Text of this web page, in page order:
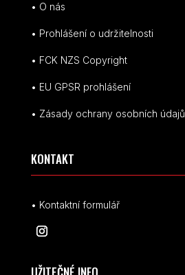
• O nás
• Prohlášení o udržitelnosti
• FCK NZS Copyright
• EU GPSR prohlášení
• Zásady ochrany osobních údajů
KONTAKT
• Kontaktní formulář